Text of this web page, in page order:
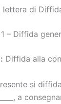
lettera di
– Diffida
Diffida alla
si diffida
a